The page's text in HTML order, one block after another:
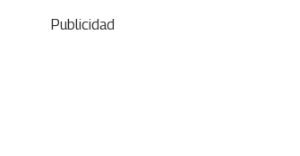
Publicidad